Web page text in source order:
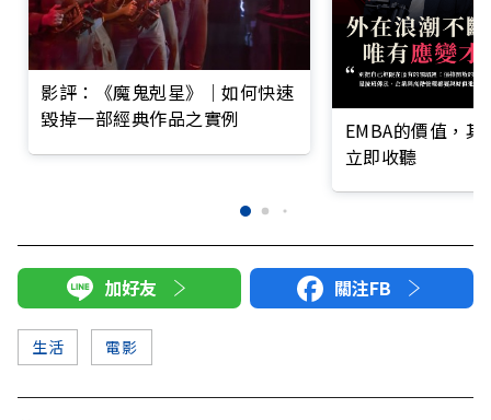
影評：《魔鬼剋星》│如何快速
毀掉一部經典作品之實例
EMBA的價值，
立即收聽
加好友 關注FB
生活 電影